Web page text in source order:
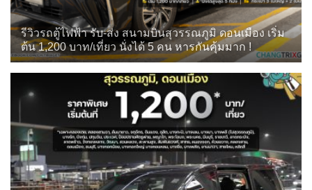
รีวิวรถตู้ไฟฟ้า รับ-ส่ง สนามบินสุวรรณภูมิ ดอนเมือง เริ่ม
ต้น 1,200 บาท/เที่ยว นั่งได้ 5 คน หารกันคุ้มมาก !